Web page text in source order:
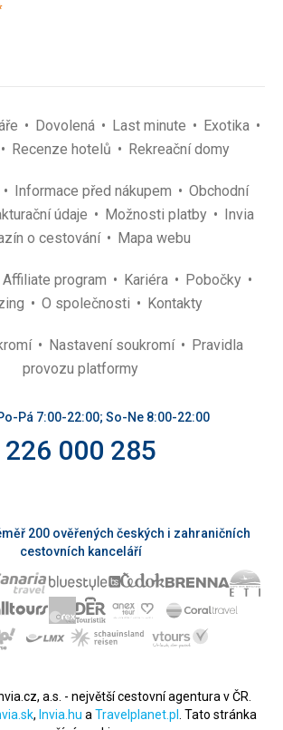
(povinné)
Dovolená Last minute
Exotika
Recenze hotelů Rekreační domy
Informace před nákupem
Obchodní
údaje Možnosti platby
Invia
o cestování
Mapa webu
Affiliate program Kariéra
Pobočky
O společnosti Kontakty
Nastavení soukromí
Pravidla
provozu platformy
Pá 7:00-22:00; So-Ne 8:00-22:00
226 000 285
200 ověřených českých i zahraničních
cestovních kanceláří
a.s. - největší cestovní agentura v ČR.
, Invia.hu a Travelplanet.pl
. Tato stránka